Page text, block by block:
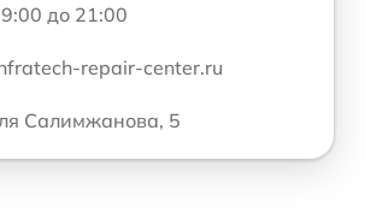
до 21:00
repair-center.ru
Салимжанова, 5